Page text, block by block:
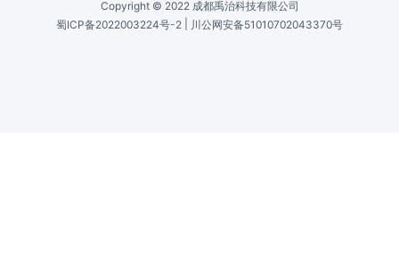
Copyright © 2022 成都禹治科技有限公司
蜀ICP备2022003224号-2
川公网安备51010702043370号